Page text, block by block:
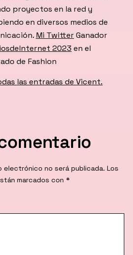
proyectos en la red y
en diversos medios de
Mi Twitter Ganador
2023 en el
de Fashion
las entradas de Vicent.
electrónico no será publicada. Los
marcados con *